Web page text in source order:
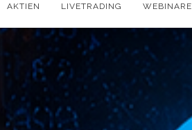
AKTIEN LIVETRADING WEBINARE